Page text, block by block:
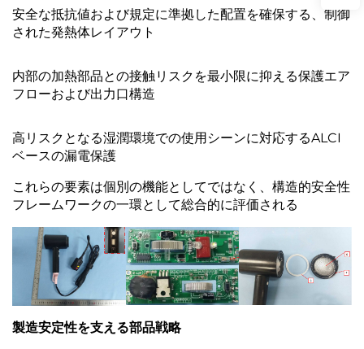
安全な抵抗値および規定に準拠した配置を確保する、制御
された発熱体レイアウト
内部の加熱部品との接触リスクを最小限に抑える保護エア
フローおよび出力口構造
高リスクとなる湿潤環境での使用シーンに対応するALCI
ベースの漏電保護
これらの要素は個別の機能としてではなく、構造的安全性
フレームワークの一環として総合的に評価される
製造安定性を支える部品戦略